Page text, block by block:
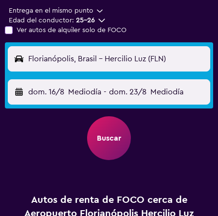
Entrega en el mismo punto
Edad del conductor: 25-26
Ver autos de alquiler solo de FOCO
Florianópolis, Brasil - Hercilio Luz (FLN)
dom. 16/8 Mediodía - dom. 23/8 Mediodía
Buscar
Autos de renta de FOCO cerca de
Aeropuerto Florianópolis Hercilio Luz